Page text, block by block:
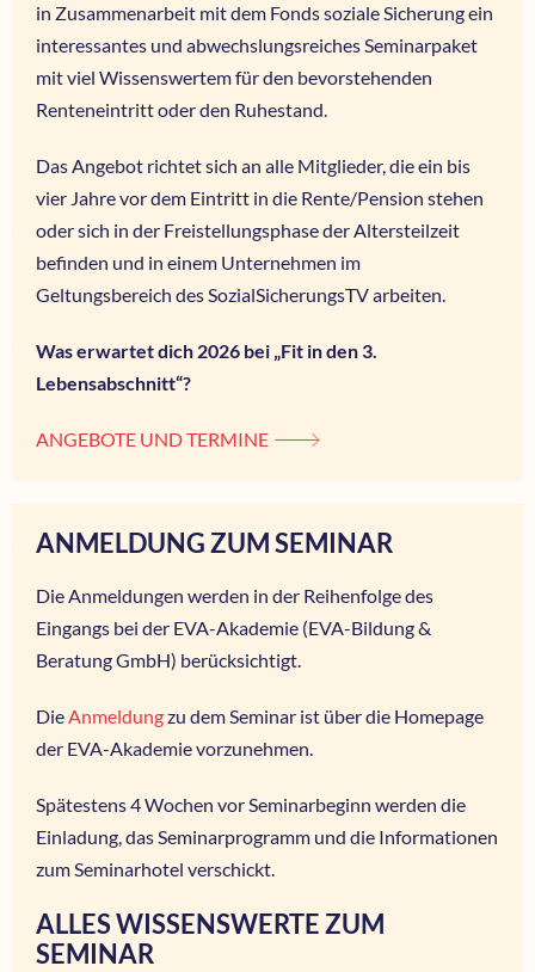
in Zusammenarbeit mit dem Fonds soziale Sicherung ein
interessantes und abwechslungsreiches Seminarpaket
mit viel Wissenswertem für den bevorstehenden
Renteneintritt oder den Ruhestand.
Das Angebot richtet sich an alle Mitglieder, die ein bis
vier Jahre vor dem Eintritt in die Rente/Pension stehen
oder sich in der Freistellungsphase der Altersteilzeit
befinden und in einem Unternehmen im
Geltungsbereich des SozialSicherungsTV arbeiten.
Was erwartet dich 2026 bei „Fit in den 3.
Lebensabschnitt“?
ANGEBOTE UND TERMINE
ANMELDUNG ZUM SEMINAR
Die Anmeldungen werden in der Reihenfolge des
Eingangs bei der EVA-Akademie (EVA-Bildung &
Beratung GmbH) berücksichtigt.
DieAnmeldungzu dem Seminar ist über die Homepage
der EVA-Akademie vorzunehmen.
Spätestens 4 Wochen vor Seminarbeginn werden die
Einladung, das Seminarprogramm und die Informationen
zum Seminarhotel verschickt.
ALLES WISSENSWERTE ZUM
SEMINAR